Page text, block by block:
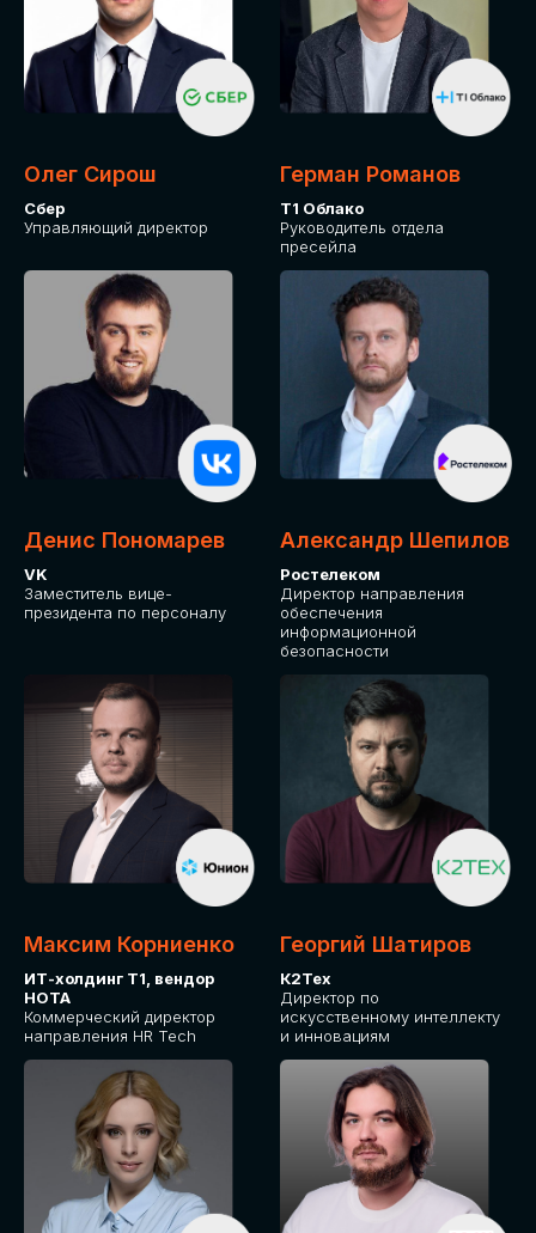
Олег Сирош
Сбер
Управляющий директор
Герман Романов
Т1 Облако
Руководитель отдела
пресейла
Денис Пономарев
VK
Заместитель вице-
президента по персоналу
Александр Шепилов
Ростелеком
Директор направления
обеспечения
информационной
безопасности
Максим Корниенко
ИТ-холдинг Т1, вендор
НОТА
Коммерческий директор
направления HR Tech
Георгий Шатиров
К2Тех
Директор по
искусственному интеллекту
и инновациям